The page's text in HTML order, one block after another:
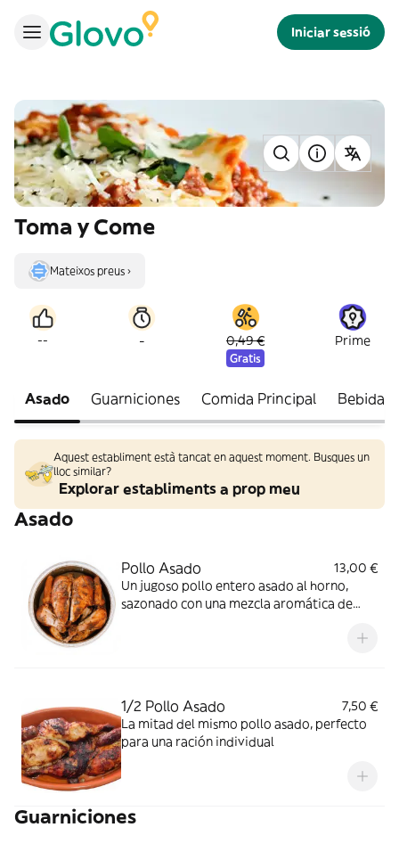
Iniciar sessió
Toma y Come
Mateixos preus ›
-- - 0,49 €
Gratis
Prime
Asado Guarniciones Comida Principal Bebidas
Aquest establiment està tancat en aquest moment. Busques un
lloc similar?
Explorar establiments a prop meu
Asado
Pollo Asado
13,00 €
Un jugoso pollo entero asado al horno,
sazonado con una mezcla aromática de
1/2 Pollo Asado
7,50 €
La mitad del mismo pollo asado, perfecto
para una ración individual
Guarniciones